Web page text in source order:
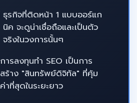
ธุรกิจที่ติดหน้า 1 แบบออร์แก
นิค จะดูน่าเชื่อถือและเป็นตัว
จริงในวงการนั้นๆ
การลงทุนทำ SEO เป็นการ
สร้าง "สินทรัพย์ดิจิทัล" ที่คุ้ม
ค่าที่สุดในระยะยาว